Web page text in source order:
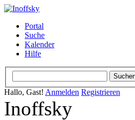
Portal
Suche
Kalender
Hilfe
Hallo, Gast! Anmelden Registrieren
Inoffsky